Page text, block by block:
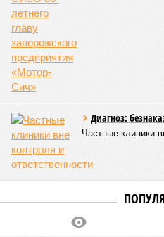
Диагноз:
Частные клиники